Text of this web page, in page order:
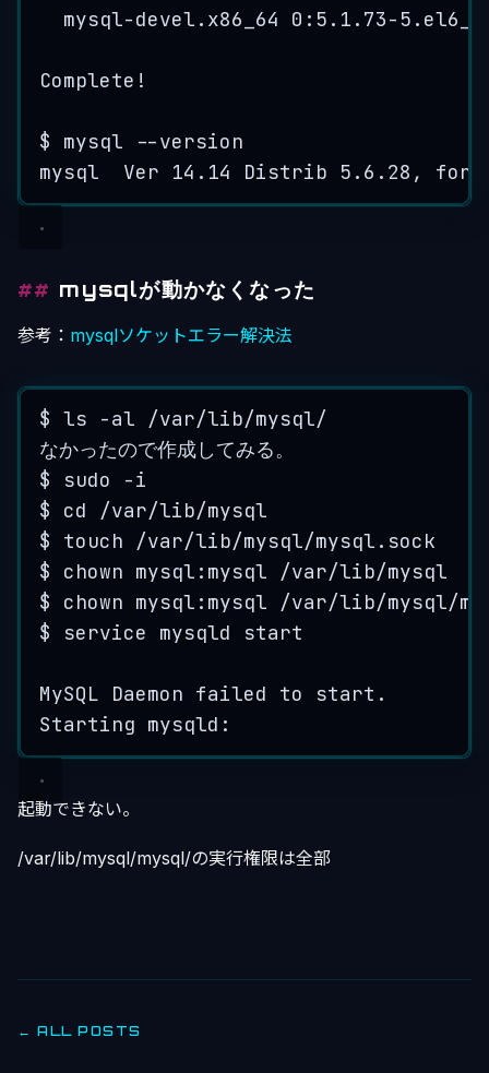
mysql-devel . x86_64 0 : 5.1 . 73-5 . el6_6
Complete !
$ mysql --version
mysql
Ver 14.14 Distrib 5.6 . 28 , for
mysqlが動かなくなった
参考： mysqlソケットエラー解決法
$ ls -al /var/lib/mysql/
なかったので作成してみる。
$
sudo -i
$
cd /var/lib/mysql
$
touch /var/lib/mysql/mysql.sock
$
chown mysql: mysql /var/lib/mysql
$
chown mysql: mysql /var/lib/mysql/
$
service mysqld start
MySQL Daemon failed to start .
Starting mysqld:
起動できない。
/var/lib/mysql/mysql/の実行権限は全部
← ALL POSTS